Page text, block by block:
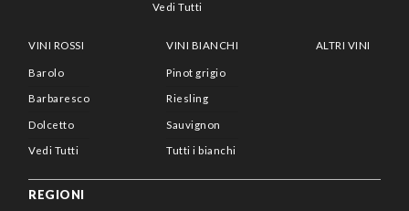
Vedi Tutti
VINI ROSSI
Barolo
Barbaresco
Dolcetto
Vedi Tutti
VINI BIANCHI
Pinot grigio
Riesling
Sauvignon
Tutti i bianchi
ALTRI VINI
REGIONI